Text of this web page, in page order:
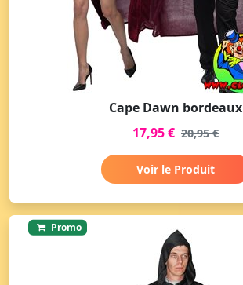
Cape Dawn bordeaux
17,95 € 20,95 €
Voir le Produit
Promo